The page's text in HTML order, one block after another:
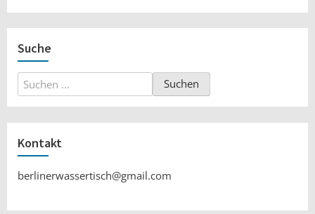
Suche
Suchen
nach:
Kontakt
berlinerwassertisch@gmail.com